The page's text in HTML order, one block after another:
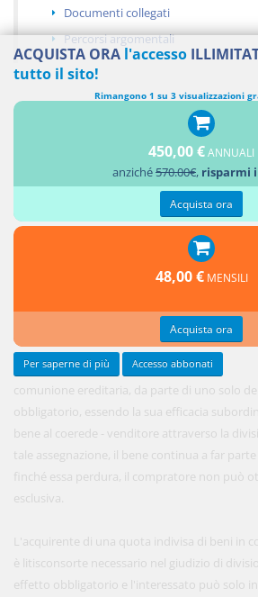
Documenti collegati
Percorsi argomentali
comunione ereditaria, da parte di uno solo
obbligatorio, essendo la sua efficacia
bene al coerede - venditore attraverso la
tale assegnazione, il bene continua a far
finché essa perdura, il compratore non può
esclusiva.
L'acquirente di una quota indivisa di beni in
è litisconsorte necessario nel giudizio di
effetto obbligatorio e l'interessato può solo
ACQUISTA ORA l'accesso
tutto il sito!
Rimangono 1 su 3 visualizzazioni
450,00 €ANNUALI
anziché570.00€, risparmi
Acquista ora
48,00 € MENSILI
Acquista ora
Per saperne di più Accesso abbonati